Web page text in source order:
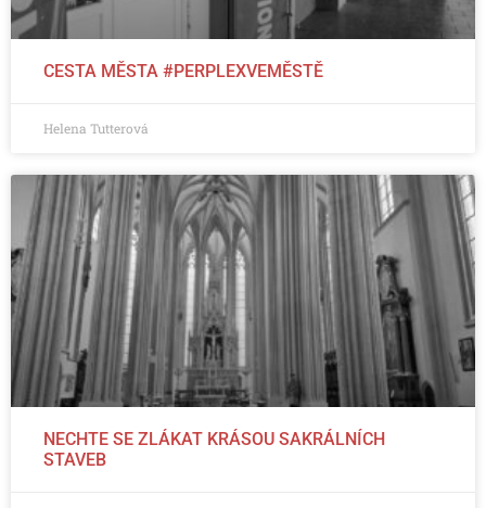
CESTA MĚSTA #PERPLEXVEMĚSTĚ
Helena Tutterová
NECHTE SE ZLÁKAT KRÁSOU SAKRÁLNÍCH
STAVEB